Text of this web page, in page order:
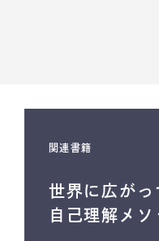
関連書籍
世界に広がっ
自己理解メソ